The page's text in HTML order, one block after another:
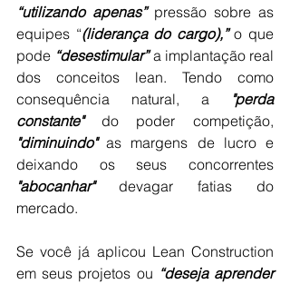
“utilizando apenas” pressão sobre as
equipes “(liderança do cargo),” o que
pode “desestimular” a implantação real
dos conceitos lean. Tendo como
consequência natural, a
"perda
constante"
"diminuindo" as margens de lucro e
"abocanhar" devagar fatias do
mercado.
Se você já aplicou Lean Construction
em seus projetos ou “deseja aprender